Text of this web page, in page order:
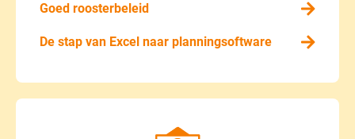
Goed roosterbeleid
De stap van Excel naar planningsoftware